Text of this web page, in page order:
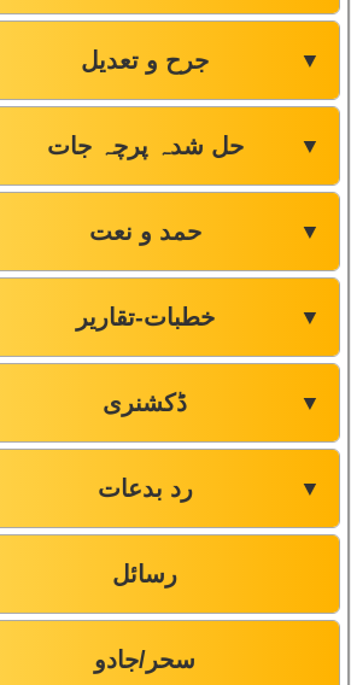
جرح و تعدیل ▼
حل شدہ پرچہ جات ▼
حمد و نعت ▼
خطبات-تقاریر ▼
ڈکشنری ▼
رد بدعات ▼
رسائل
سحر/جادو